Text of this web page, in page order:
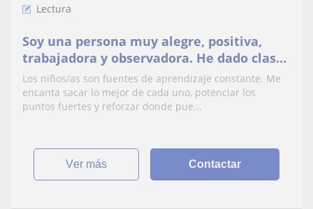
Lectura
Soy una persona muy alegre, positiva,
trabajadora y observadora. He dado clases
a niños de primaria y trabajado con niños
con TEA
Los niños/as son fuentes de aprendizaje constante. Me
encanta sacar lo mejor de cada uno, potenciar los
puntos fuertes y reforzar donde pue...
ver más Contactar